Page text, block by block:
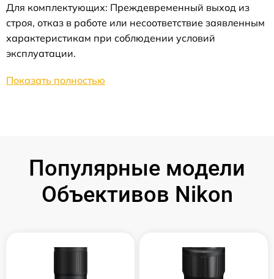
Для комплектующих: Преждевременный выход из
строя, отказ в работе или несоответствие заявленным
характеристикам при соблюдении условий
эксплуатации.
Показать полностью
Популярные модели
Объективов Nikon